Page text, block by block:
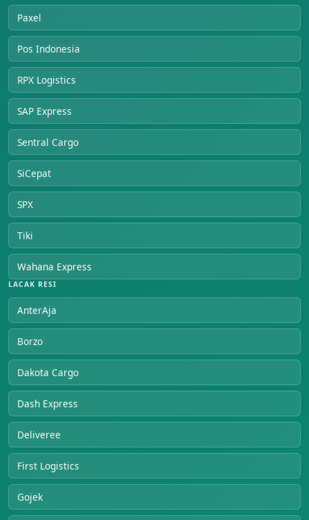
Paxel
Pos Indonesia
RPX Logistics
SAP Express
Sentral Cargo
SiCepat
SPX
Tiki
Wahana Express
LACAK RESI
AnterAja
Borzo
Dakota Cargo
Dash Express
Deliveree
First Logistics
Gojek